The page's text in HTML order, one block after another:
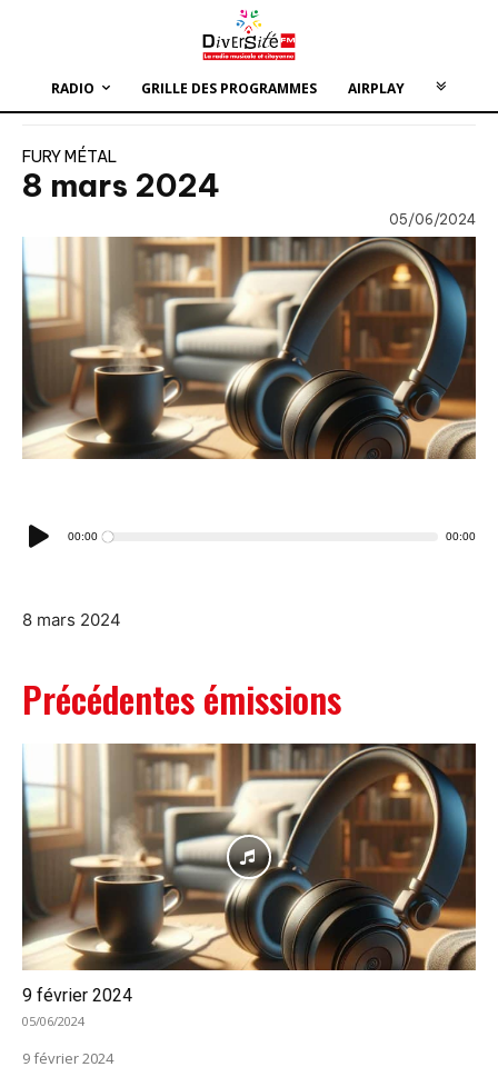
RADIO GRILLE DES PROGRAMMES AIRPLAY
FURY MÉTAL
8 mars 2024
05/06/2024
Lecteur
audio
00:00 00:00
8 mars 2024
Précédentes émissions
9 février 2024
05/06/2024
9 février 2024